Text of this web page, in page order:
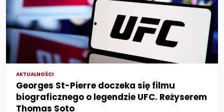
AKTUALNOŚCI
Georges St-Pierre doczeka się filmu
biograficznego o legendzie UFC. Reżyserem
Thomas Soto